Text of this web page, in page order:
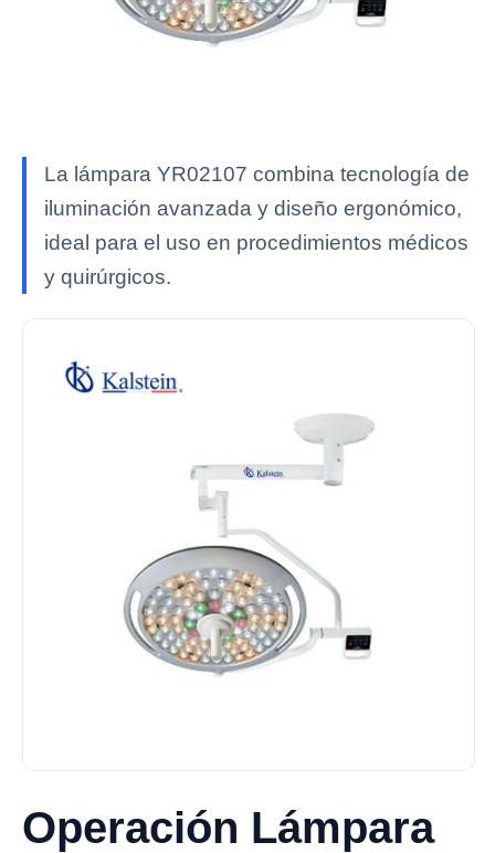
La lámpara YR02107 combina tecnología de
iluminación avanzada y diseño ergonómico,
ideal para el uso en procedimientos médicos
y quirúrgicos.
Operación Lámpara